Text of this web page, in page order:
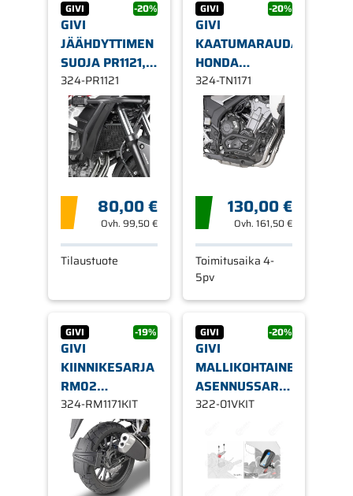
GIVI -20%
GIVI
JÄÄHDYTTIMEN
SUOJA PR1121,
HONDA CB 500
X 16-19
324-PR1121
80,00 €
Ovh. 99,50 €
Tilaustuote
GIVI -20%
GIVI
KAATUMARAUDAT
HONDA
CB500F/X
2019-2022
324-TN1171
130,00 €
Ovh.161,50 €
Toimitusaika 4-
5pv
GIVI -19%
GIVI
KIINNIKESARJA
RM02
ROISKELÄPÄLLE
HONDA CB500X
324-RM1171KIT
GIVI -20%
GIVI
MALLIKOHTAINEN
ASENNUSSARJA
S903A/S904B
01VKIT
322-01VKIT